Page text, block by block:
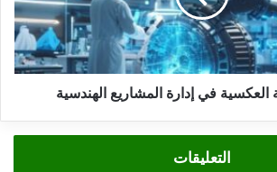
العكسية في إدارة المشاريع الهندسية
التعليقات